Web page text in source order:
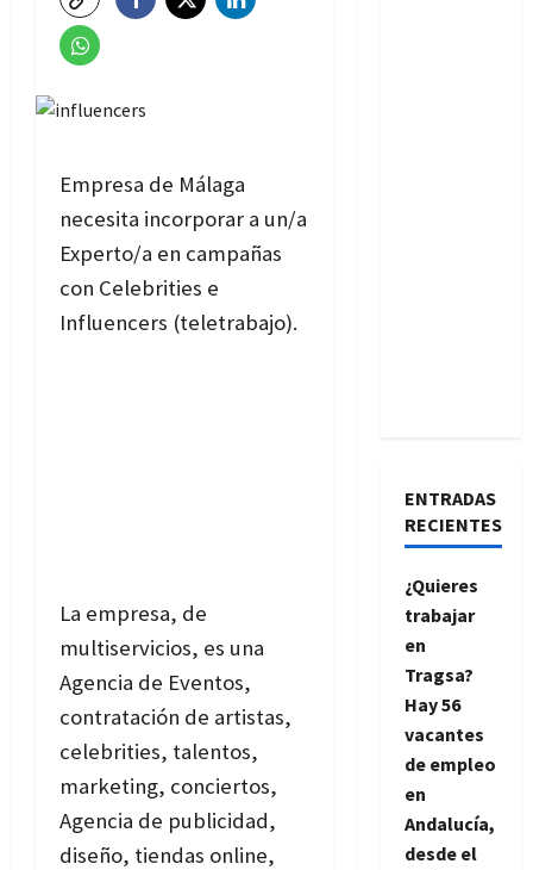
Empresa de Málaga
necesita incorporar a un/a
Experto/a en campañas
con Celebrities e
Influencers (teletrabajo).
La empresa, de
multiservicios, es una
Agencia de Eventos,
contratación de artistas,
celebrities, talentos,
marketing, conciertos,
Agencia de publicidad,
diseño, tiendas online,
ENTRADAS
RECIENTES
¿Quieres
trabajar
en
Tragsa?
Hay 56
vacantes
de empleo
en
Andalucía,
desde el